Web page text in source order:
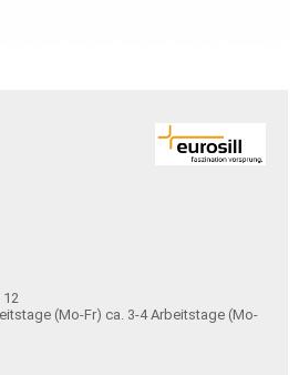
12
ca. 3-4 Arbeitstage (Mo-